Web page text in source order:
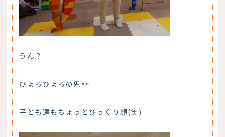
うん？
ひょろひょろの鬼
子ども達もちょっとびっくり顔(笑)